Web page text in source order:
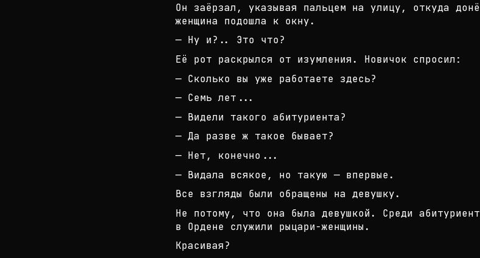
Он заёрзал, указывая пальцем на улицу, откуда донё
женщина подошла к окну.
— Ну и?.. Это что?
Её рот раскрылся от изумления. Новичок спросил:
— Сколько вы уже работаете здесь?
— Семь лет...
— Видели такого абитуриента?
— Да разве ж такое бывает?
— Нет, конечно...
— Видала всякое, но такую — впервые.
Все взгляды были обращены на девушку.
Не потому, что она была девушкой. Среди абитуриент
в Ордене служили рыцари-женщины.
Красивая?